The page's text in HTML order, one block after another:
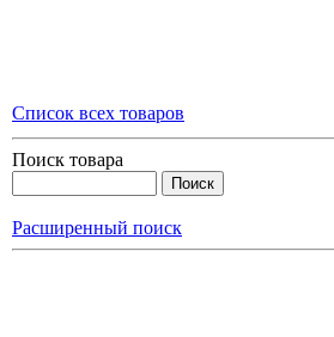
Список всех товаров
Поиск товара
Расширенный поиск